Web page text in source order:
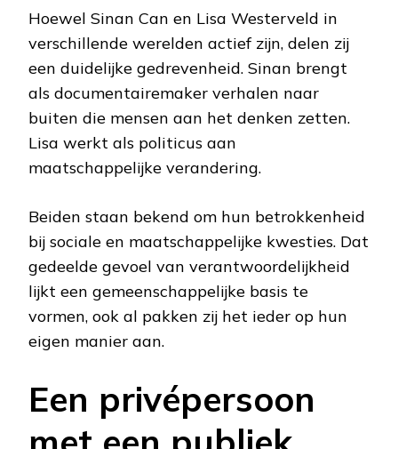
Hoewel Sinan Can en Lisa Westerveld in
verschillende werelden actief zijn, delen zij
een duidelijke gedrevenheid. Sinan brengt
als documentairemaker verhalen naar
buiten die mensen aan het denken zetten.
Lisa werkt als politicus aan
maatschappelijke verandering.
Beiden staan bekend om hun betrokkenheid
bij sociale en maatschappelijke kwesties. Dat
gedeelde gevoel van verantwoordelijkheid
lijkt een gemeenschappelijke basis te
vormen, ook al pakken zij het ieder op hun
eigen manier aan.
Een privépersoon